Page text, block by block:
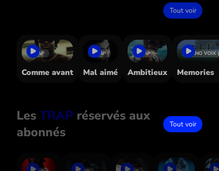
Tout voir
TRAP
Comme avant
TRAP
Mal aimé
TRAP
Ambitieux
PIANO VOIX
Memories
Les TRAP réservés aux
abonnés
Tout voir